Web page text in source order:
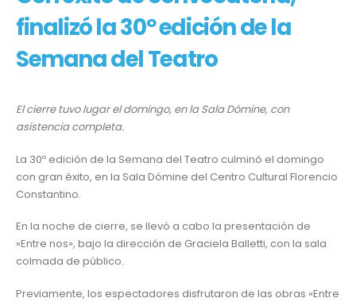
finalizó la 30º edición de la
Semana del Teatro
El cierre tuvo lugar el domingo, en la Sala Dómine, con
asistencia completa.
La 30º edición de la Semana del Teatro culminó el domingo
con gran éxito, en la Sala Dómine del Centro Cultural Florencio
Constantino.
En la noche de cierre, se llevó a cabo la presentación de
«Entre nos», bajo la dirección de Graciela Balletti, con la sala
colmada de público.
Previamente, los espectadores disfrutaron de las obras «Entre